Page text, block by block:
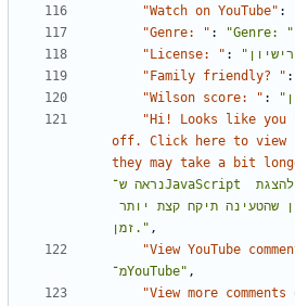
"Watch on YouTube" :
"Genre: " : "Genre: "
"License: " :
"Family friendly? " :
"Wilson score: " :
"Hi! Looks like you
off. Click here to view
they may take a bit
נראה ש־JavaScript כבוי. יש ללחוץ כאן להצגת
זמן." ,
"View YouTube
מ־YouTube" ,
"View more